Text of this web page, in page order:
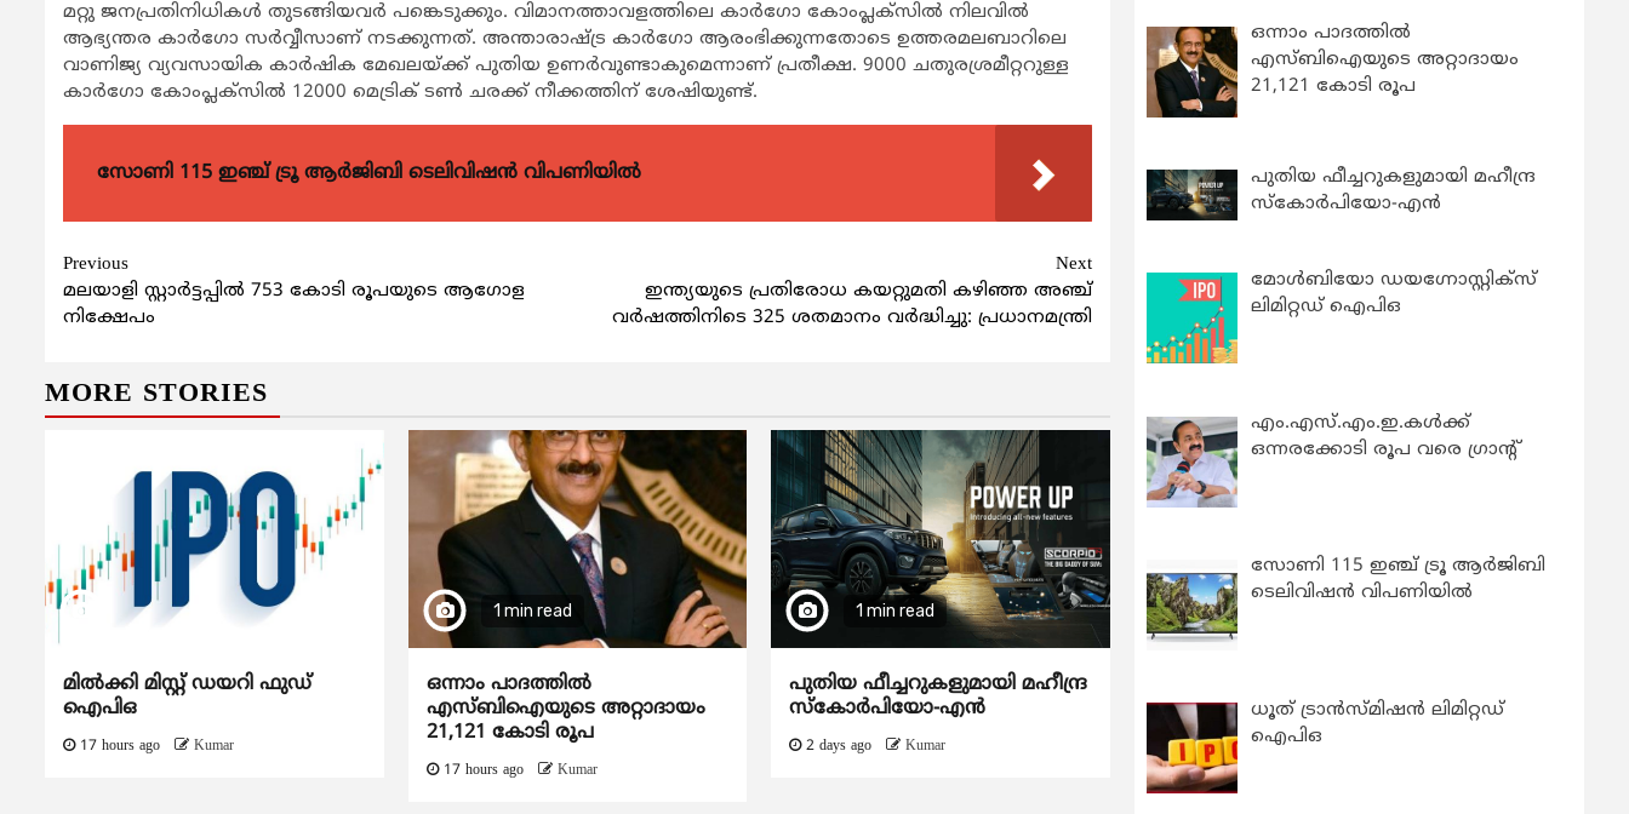
മറ്റു ജനപ്രതിനിധികള്‍ തുടങ്ങിയവര്‍ പങ്കെടുക്കും. വിമാനത്താവളത്തിലെ കാര്‍ഗോ കോംപ്ലക്സില്‍ നിലവില്‍
ആഭ്യന്തര കാര്‍ഗോ സര്‍വ്വീസാണ് നടക്കുന്നത്. അന്താരാഷ്ട്ര കാര്‍ഗോ ആരംഭിക്കുന്നതോടെ ഉത്തരമലബാറിലെ
വാണിജ്യ വ്യവസായിക കാര്‍ഷിക മേഖലയ്ക്ക് പുതിയ ഉണര്‍വുണ്ടാകുമെന്നാണ് പ്രതീക്ഷ. 9000 ചതുരശ്രമീറ്ററുള്ള
കാര്‍ഗോ കോംപ്ലക്സില്‍ 12000 മെട്രിക് ടണ്‍ ചരക്ക് നീക്കത്തിന് ശേഷിയുണ്ട്.
സോണി 115 ഇഞ്ച് ട്രൂ ആർജിബി ടെലിവിഷൻ വിപണിയിൽ
Continue
Reading
Previous
മലയാളി സ്റ്റാര്‍ട്ടപ്പില്‍ 753 കോടി രൂപയുടെ ആഗോള
നിക്ഷേപം
Next
ഇന്ത്യയുടെ പ്രതിരോധ കയറ്റുമതി കഴിഞ്ഞ അഞ്ച്
വർഷത്തിനിടെ 325 ശതമാനം വർദ്ധിച്ചു: പ്രധാനമന്ത്രി
MORE STORIES
മിൽക്കി മിസ്റ്റ് ഡയറി ഫുഡ്
ഐപിഒ
17 hours ago Kumar
1 min read
ഒന്നാം പാദത്തിൽ
എസ്ബിഐയുടെ അറ്റാദായം
21,121 കോടി രൂപ
17 hours ago Kumar
1 min read
പുതിയ ഫീച്ചറുകളുമായി മഹീന്ദ്ര
സ്കോർപിയോ-എൻ
2 days ago Kumar
ഒന്നാം പാദത്തിൽ
എസ്ബിഐയുടെ അറ്റാദായം
21,121 കോടി രൂപ
പുതിയ ഫീച്ചറുകളുമായി മഹീന്ദ്ര
സ്കോർപിയോ-എൻ
മോൾബിയോ ഡയഗ്നോസ്റ്റിക്സ്
ലിമിറ്റഡ് ഐപിഒ
എം.എസ്.എം.ഇ.കൾക്ക്
ഒന്നരക്കോടി രൂപ വരെ ഗ്രാന്റ്
സോണി 115 ഇഞ്ച് ട്രൂ ആർജിബി
ടെലിവിഷൻ വിപണിയിൽ
ധൂത് ട്രാൻസ്മിഷൻ ലിമിറ്റഡ്
ഐപിഒ